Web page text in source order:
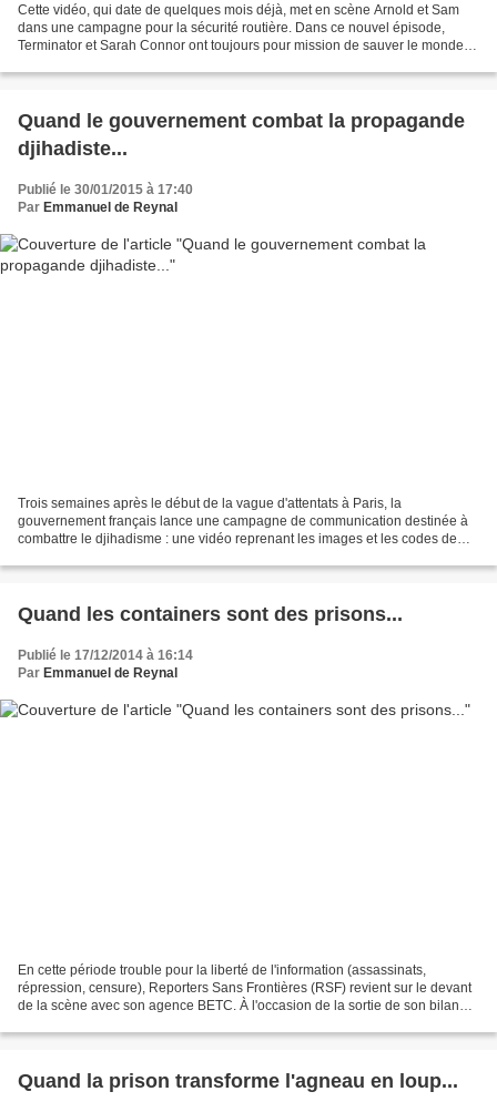
Cette vidéo, qui date de quelques mois déjà, met en scène Arnold et Sam
dans une campagne pour la sécurité routière. Dans ce nouvel épisode,
Terminator et Sarah Connor ont toujours pour mission de sauver le monde.
Quand le gouvernement combat la propagande
djihadiste...
Publié le 30/01/2015 à 17:40
Par Emmanuel de Reynal
Trois semaines après le début de la vague d'attentats à Paris, la
gouvernement français lance une campagne de communication destinée à
combattre le djihadisme : une vidéo reprenant les images et les codes de
Quand les containers sont des prisons...
Publié le 17/12/2014 à 16:14
Par Emmanuel de Reynal
En cette période trouble pour la liberté de l'information (assassinats,
répression, censure), Reporters Sans Frontières (RSF) revient sur le devant
de la scène avec son agence BETC. À l'occasion de la sortie de son bilan
Quand la prison transforme l'agneau en loup...